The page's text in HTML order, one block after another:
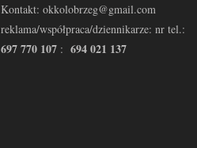
Kontakt: okkolobrzeg@gmail.com
reklama/współpraca/dziennikarze: nr tel.:
697 770 107 : 694 021 137